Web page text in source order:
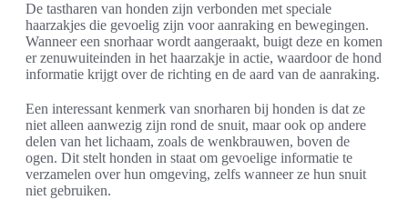
De tastharen van honden zijn verbonden met speciale
haarzakjes die gevoelig zijn voor aanraking en bewegingen.
Wanneer een snorhaar wordt aangeraakt, buigt deze en komen
er zenuwuiteinden in het haarzakje in actie, waardoor de hond
informatie krijgt over de richting en de aard van de aanraking.
Een interessant kenmerk van snorharen bij honden is dat ze
niet alleen aanwezig zijn rond de snuit, maar ook op andere
delen van het lichaam, zoals de wenkbrauwen, boven de
ogen. Dit stelt honden in staat om gevoelige informatie te
verzamelen over hun omgeving, zelfs wanneer ze hun snuit
niet gebruiken.